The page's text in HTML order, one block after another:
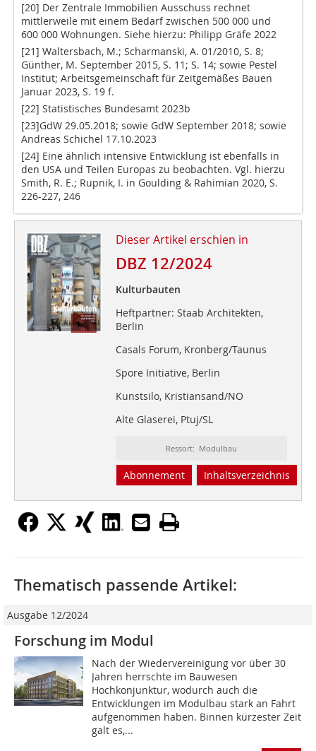
[20] Der Zentrale Immobilien Ausschuss rechnet
mittlerweile mit einem Bedarf zwischen 500 000 und
600 000 Wohnungen. Siehe hierzu: Philipp Gräfe 2022
[21] Waltersbach, M.; Scharmanski, A. 01/2010, S. 8;
Günther, M. September 2015, S. 11; S. 14; sowie Pestel
Institut; Arbeitsgemeinschaft für Zeitgemäßes Bauen
Januar 2023, S. 19 f.
[22] Statistisches Bundesamt 2023b
[23]GdW 29.05.2018; sowie GdW September 2018; sowie
Andreas Schichel 17.10.2023
[24] Eine ähnlich intensive Entwicklung ist ebenfalls in
den USA und Teilen Europas zu beobachten. Vgl. hierzu
Smith, R. E.; Rupnik, I. in Goulding & Rahimian 2020, S.
226-227, 246
Dieser Artikel erschien in
DBZ 12/2024
Kulturbauten
Heftpartner: Staab Architekten,
Berlin
Casals Forum, Kronberg/Taunus
Spore Initiative, Berlin
Kunstsilo, Kristiansand/NO
Alte Glaserei, Ptuj/SL
Ressort: Modulbau
Abonnement Inhaltsverzeichnis
Thematisch passende Artikel:
Ausgabe 12/2024
Forschung im Modul
Nach der Wiedervereinigung vor über 30
Jahren herrschte im Bauwesen
Hochkonjunktur, wodurch auch die
Entwicklungen im Modulbau stark an Fahrt
aufgenommen haben. Binnen kürzester Zeit
galt es,...